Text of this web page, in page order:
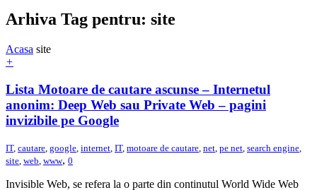
Arhiva Tag pentru: site
Acasa site
+
Lista Motoare de cautare ascunse – Internetul
anonim: Deep Web sau Private Web – pagini
invizibile pe Google
IT, cautare, google, internet, IT, motoare de cautare, net, pe net, search engine,
site, web, www, 0
Invisible Web, se refera la o parte din continutul World Wide Web